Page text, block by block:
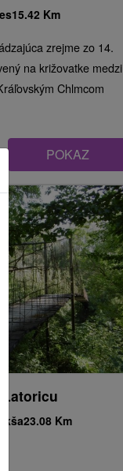
15.42 Km
zrejme zo 14.
na križovatke medzi
Chlmcom
POKAZ
23.08 Km